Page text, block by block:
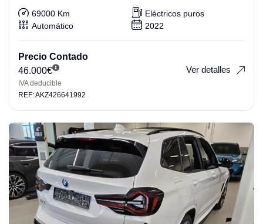
69000 Km
Eléctricos puros
Automático
2022
Precio Contado
46.000€
IVA deducible
Ver detalles
REF: AKZ426641992